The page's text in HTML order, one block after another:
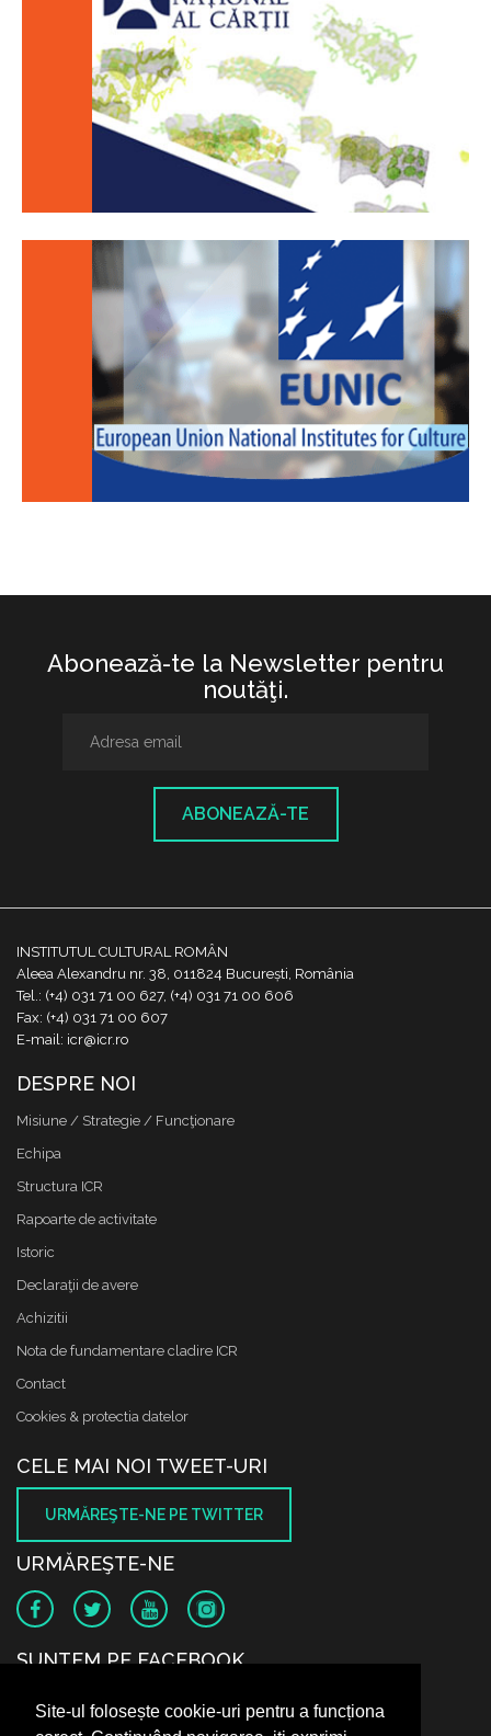
Site-ul folosește cookie-uri pentru a funcționa
Abonează-te la Newsletter pentru
noutăţi.
ABONEAZĂ-TE
INSTITUTUL CULTURAL ROMÂN
Aleea Alexandru nr. 38, 011824 București, România
Tel.: (+4) 031 71 00 627, (+4) 031 71 00 606
Fax: (+4) 031 71 00 607
E-mail: icr@icr.ro
DESPRE NOI
Misiune / Strategie / Funcţionare
Echipa
Structura ICR
Rapoarte de activitate
Istoric
Declaraţii de avere
Achizitii
Nota de fundamentare cladire ICR
Contact
Cookies & protectia datelor
CELE MAI NOI TWEET-URI
URMĂREŞTE-NE PE TWITTER
URMĂREŞTE-NE
SUNTEM PE FACEBOOK